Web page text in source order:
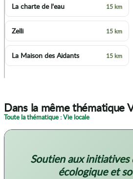
La charte de l'eau 15 km
Zelli 15 km
La Maison des Aidants 15 km
Dans la même thématique
Toute la thématique : Vie locale
Soutien aux
écologique et